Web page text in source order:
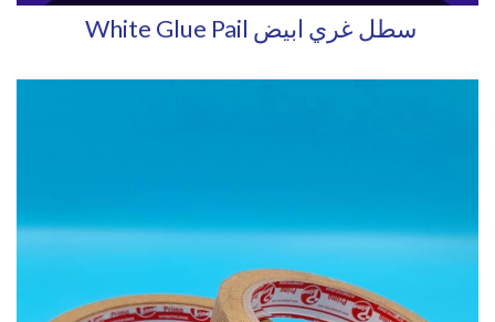
White Glue Pail سطل غري ابيض